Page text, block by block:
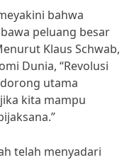
bahwa
peluang besar
Klaus Schwab,
Dunia, “Revolusi
utama
kita mampu
telah menyadari